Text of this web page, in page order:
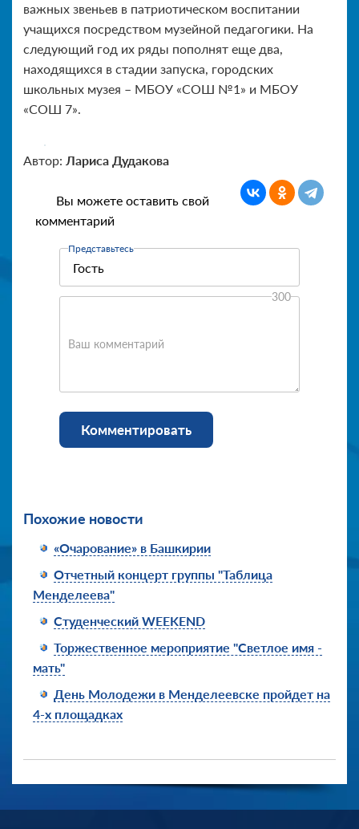
важных звеньев в патриотическом воспитании
учащихся посредством музейной педагогики. На
следующий год их ряды пополнят еще два,
находящихся в стадии запуска, городских
школьных музея – МБОУ «СОШ №1» и МБОУ
«СОШ 7».
Автор: Лариса Дудакова
Вы можете оставить свой
комментарий
Представьтесь
Ваш комментарий
300
Комментировать
Похожие новости
«Очарование» в Башкирии
Отчетный концерт группы "Таблица
Менделеева"
Студенческий WEEKEND
Торжественное мероприятие "Светлое имя -
мать"
День Молодежи в Менделеевске пройдет на
4-х площадках